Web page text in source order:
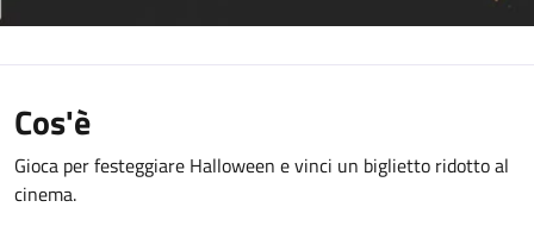
Cos'è
Gioca per festeggiare Halloween e vinci un biglietto ridotto al
cinema.